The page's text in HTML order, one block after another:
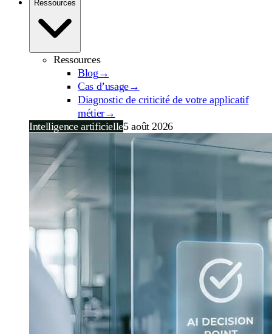
Ressources
Ressources
Blog →
Cas d’usage→
Diagnostic de criticité de votre applicatif
métier→
Intelligence artificielle5 août 2026